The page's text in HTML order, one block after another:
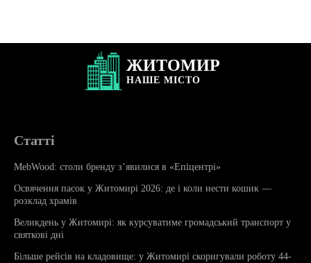
ЖИТОМИР
НАШЕ МІСТО
Статті
MebWood: столи бренду з’явилися в «Епіцентрі»
Освячення пасок у Житомирі 2026: де і коли нести кошик —
розклад храмів
Великдень у Житомирі: як курсуватиме громадський транспорт у
святкові дні
Більше рейсів на кладовище: у Житомирі скоригували роботу 44-